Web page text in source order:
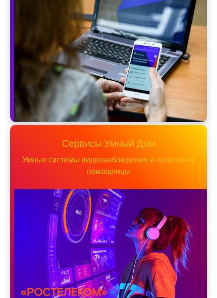
Сервисы Умный Дом
Умные системы видеонаблюдения и голосовые
помощницы